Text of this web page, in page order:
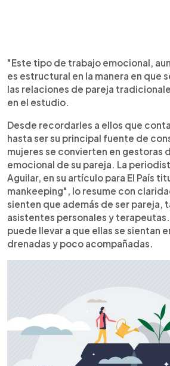
"Este tipo de trabajo emocional,
es estructural en la manera en que
las relaciones de pareja
en el estudio.
Desde recordarles a ellos que
hasta ser su principal fuente de
mujeres se convierten en gestoras
emocional de su pareja. La
Aguilar, en su artículo para El País
mankeeping", lo resume con
sienten que además de ser pareja,
asistentes personales y
puede llevar a que ellas se sientan
drenadas y poco acompañadas.